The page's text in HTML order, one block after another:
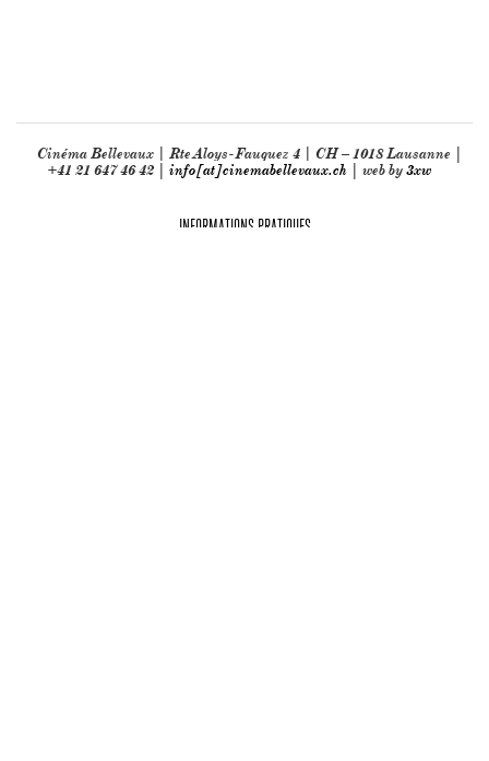
Cinéma Bellevaux | Rte Aloys-Fauquez 4 | CH – 1018 Lausanne |
+41 21 647 46 42 | info[at]cinemabellevaux.ch | web by3xw
INFORMATIONS PRATIQUES